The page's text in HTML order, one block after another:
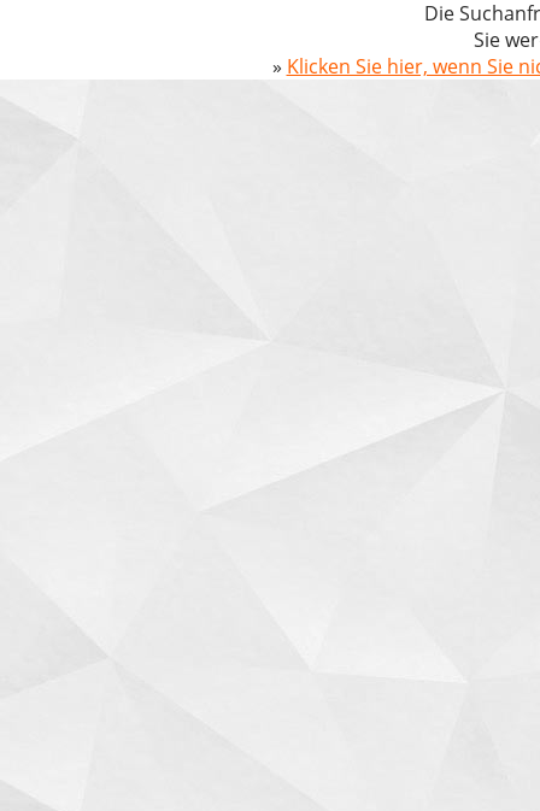
Die
Sie
» Klicken Sie hier, wenn Sie